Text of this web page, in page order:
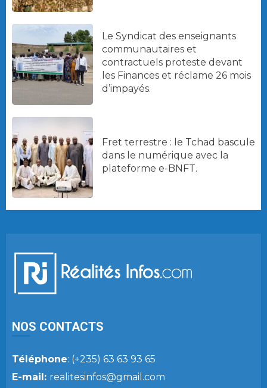
Le Syndicat des enseignants
communautaires et
contractuels proteste devant
les Finances et réclame 26 mois
d’impayés.
Fret terrestre : le Tchad bascule
dans le numérique avec la
plateforme e-BNFT.
NOS CONTACTS
Téléphone: (+235) 63 63 93 65
E-mail: realitesinfos@gmail.com